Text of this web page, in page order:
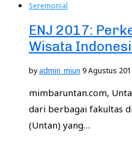
Seremonial
ENJ 2017:
Wisata
by admin_miun 9 Agustus
mimbaruntan.com,
dari berbagai fakultas
(Untan) yang…